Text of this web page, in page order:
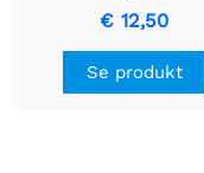
temperatur- og
fugtighedssensor
€ 12,50
Se produkt